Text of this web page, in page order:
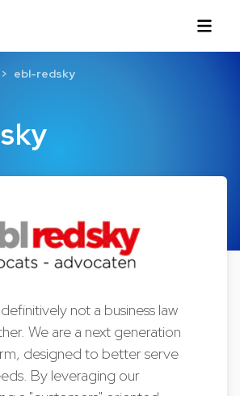
ebl-redsky
not a business law
We are a next generation
designed to better serve
By leveraging our